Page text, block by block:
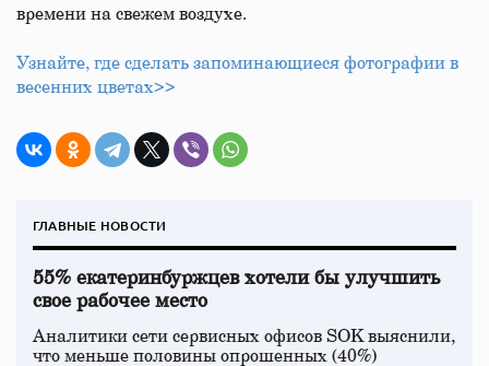
времени на свежем воздухе.
Узнайте, где сделать запоминающиеся фотографии в
весенних цветах>>
ГЛАВНЫЕ НОВОСТИ
55% екатеринбуржцев хотели бы улучшить
свое рабочее место
Аналитики сети сервисных офисов SOK выяснили,
что меньше половины опрошенных (40%)